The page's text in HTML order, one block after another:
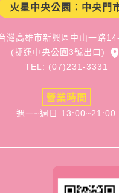
火星中央公園：中央門
灣高雄市新興區中山一路
(捷運中央公園3號出口)
TEL: (07)231-3331
營業時間
週一~週日 13:00~21:00